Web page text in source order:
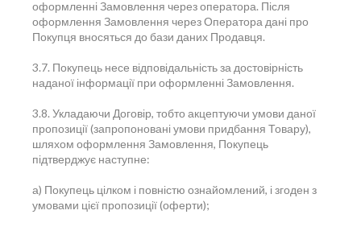
оформленні Замовлення через оператора. Після
оформлення Замовлення через Оператора дані про
Покупця вносяться до бази даних Продавця.
3.7. Покупець несе відповідальність за достовірність
наданої інформації при оформленні Замовлення.
3.8. Укладаючи Договір, тобто акцептуючи умови даної
пропозиції (запропоновані умови придбання Товару),
шляхом оформлення Замовлення, Покупець
підтверджує наступне:
а) Покупець цілком і повністю ознайомлений, і згоден з
умовами цієї пропозиції (оферти);